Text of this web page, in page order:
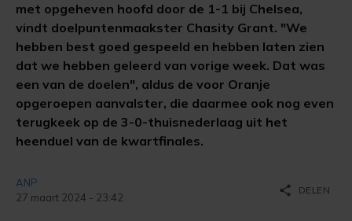
met opgeheven hoofd door de 1-1 bij Chelsea,
vindt doelpuntenmaakster Chasity Grant. "We
hebben best goed gespeeld en hebben laten zien
dat we hebben geleerd van vorige week. Dat was
een van de doelen", aldus de voor Oranje
opgeroepen aanvalster, die daarmee ook nog even
terugkeek op de 3-0-thuisnederlaag uit het
heenduel van de kwartfinales.
ANP
27 maart 2024 - 23:42
share DELEN